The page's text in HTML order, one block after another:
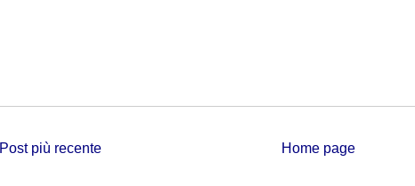
Post più recente Home page